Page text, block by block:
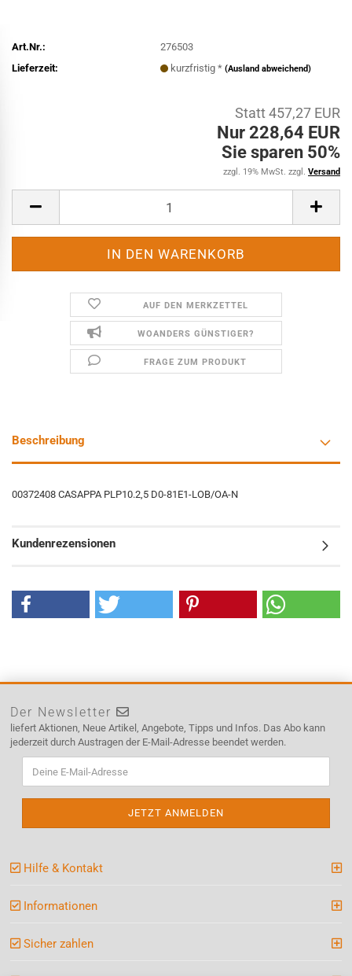
Art.Nr.:
276503
Lieferzeit:
kurzfristig *(Ausland abweichend)
Statt 457,27 EUR
Nur 228,64 EUR
Sie sparen 50%
zzgl. 19% MwSt. zzgl. Versand
AUF DEN MERKZETTEL
WOANDERS GÜNSTIGER?
FRAGE ZUM PRODUKT
Beschreibung
00372408 CASAPPA PLP10.2,5 D0-81E1-LOB/OA-N
Kundenrezensionen
Der Newsletter
liefert Aktionen, Neue Artikel, Angebote, Tipps und Infos. Das Abo kann
jederzeit durch Austragen der E-Mail-Adresse beendet werden.
Hilfe & Kontakt
Informationen
Sicher zahlen